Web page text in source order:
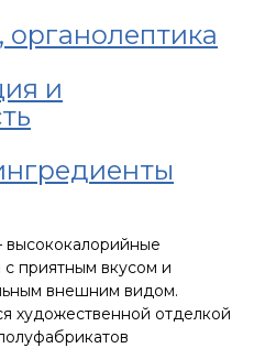
органолептика
и
приятным вкусом и
внешним видом.
художественной отделкой